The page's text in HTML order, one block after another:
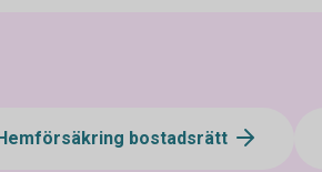
bostadsrätt